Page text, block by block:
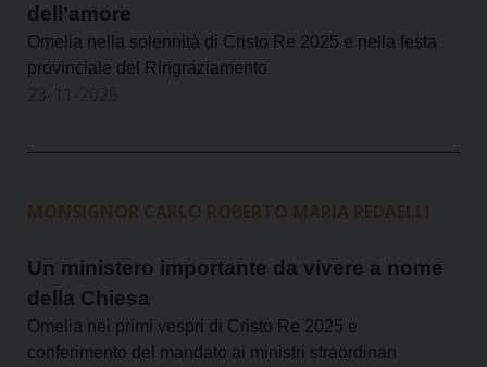
dell’amore
Omelia nella solennità di Cristo Re 2025 e nella festa
provinciale del Ringraziamento
MONSIGNOR CARLO ROBERTO MARIA REDAELLI
Un ministero importante da vivere a nome
della Chiesa
Omelia nei primi vespri di Cristo Re 2025 e
conferimento del mandato ai ministri straordinari